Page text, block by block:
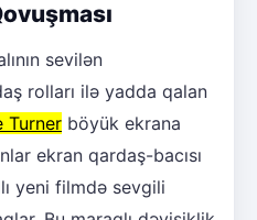
sevilən
rolları ilə yadda qalan
Turner böyük ekrana
ekran qardaş-bacısı
yeni filmdə sevgili